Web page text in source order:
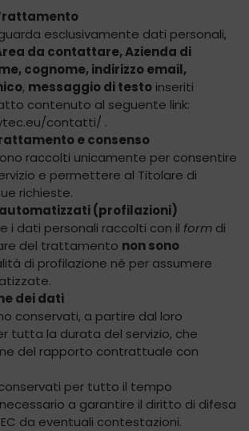
esclusivamente dati personali,
da contattare, Azienda di
cognome, indirizzo email,
, messaggio di testo inseriti
contenuto al seguente link:
contatti/ .
e consenso
raccolti unicamente per consentire
e permettere al Titolare di
richieste.
(profilazioni)
i dati personali raccolti con il form di
del trattamento non sono
di profilazione né per assumere
dei dati
conservati, a partire dal loro
tutta la durata del servizio, che
del rapporto contrattuale con
per tutto il tempo
a garantire il diritto di difesa
da eventuali contestazioni.